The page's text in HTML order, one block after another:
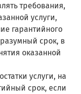
требования,
услуги,
гарантийного
срок, в
оказанной
услуги, на
срок, если